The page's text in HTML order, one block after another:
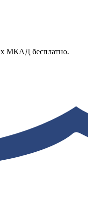
МКАД бесплатно.